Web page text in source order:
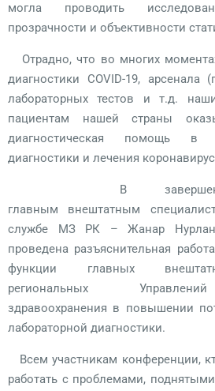
могла проводить
прозрачности и объективности
Отрадно, что во многих
диагностики COVID-19, арсенала
лабораторных тестов и т.д.
пациентам нашей страны
диагностическая помощь в
диагностики и лечения
В завершении
главным внештатным
службе МЗ РК – Жанар
проведена разъяснительная
функции главных
региональных
здравоохранения в повышении
лабораторной диагностики.
Всем участникам конференции,
работать с проблемами,